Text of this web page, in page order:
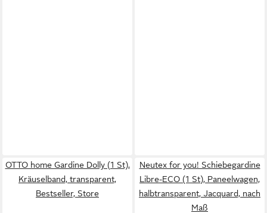
OTTO home Gardine Dolly (1 St),
Kräuselband, transparent,
Bestseller, Store
Neutex for you! Schiebegardine
Libre-ECO (1 St), Paneelwagen,
halbtransparent, Jacquard, nach
Maß